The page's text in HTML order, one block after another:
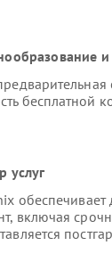
и
бесплатной
услуг
обеспечивает
включая